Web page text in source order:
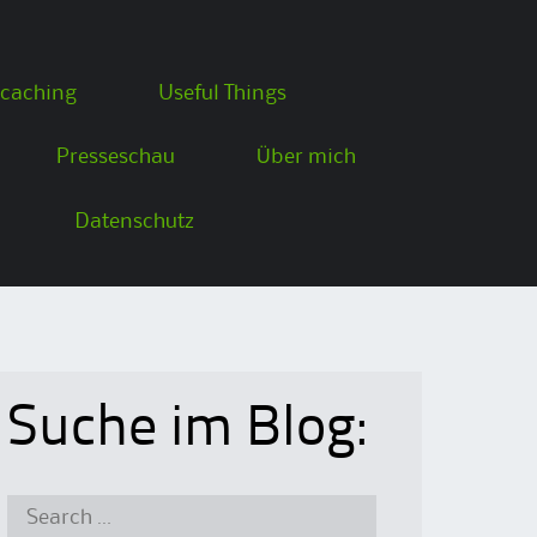
Useful Things
Presseschau Über mich
Datenschutz
Suche im Blog:
Search